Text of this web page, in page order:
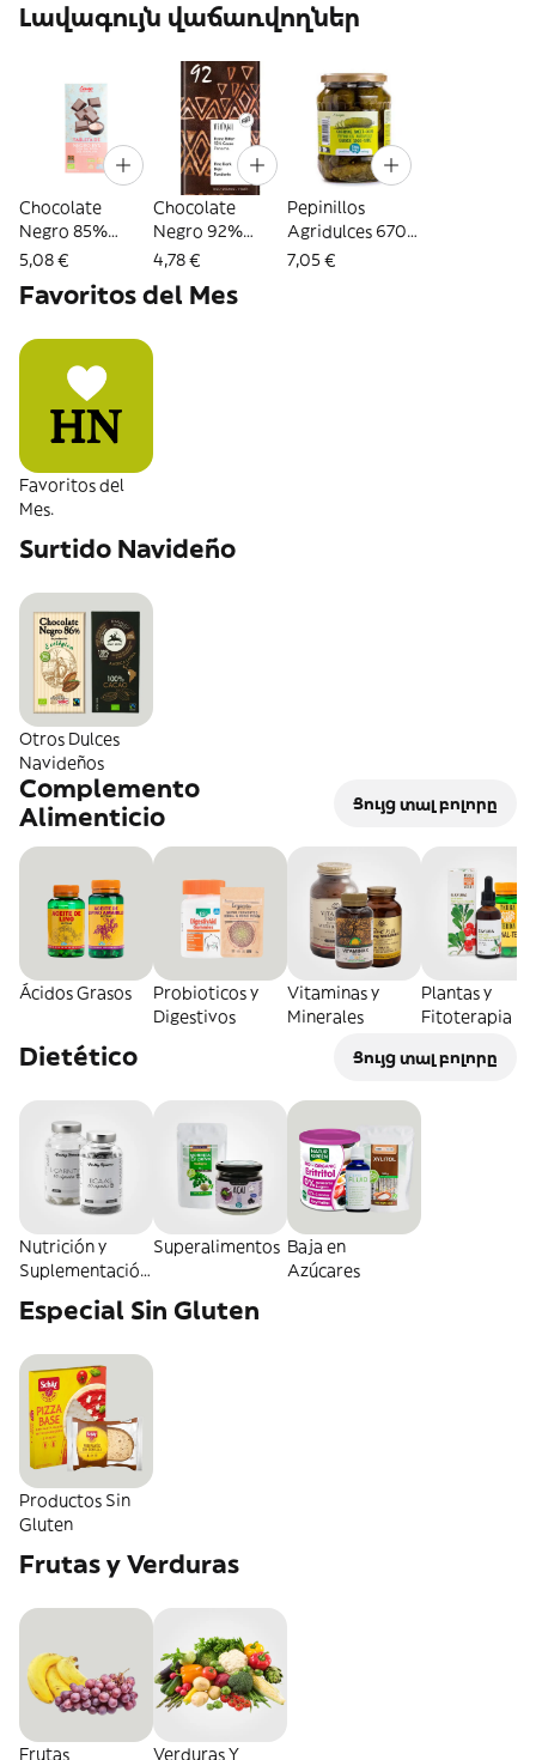
Լավագույն վաճառվողներ
Chocolate
Negro 85%
Vegano con Sal
Himalaya 70g
5,08 €
Chocolate
Negro 92%
Cacao 80g
4,78 €
Pepinillos
Agridulces 670g
Terrasana
7,05 €
Favoritos del Mes
Favoritos del
Mes.
Surtido Navideño
Otros Dulces
Navideños
Complemento
Alimenticio
Ցույց տալ բոլորը
Ácidos Grasos
Probioticos y
Digestivos
Vitaminas y
Minerales
Plantas y
Fitoterapia
Dietético Ցույց տալ բոլորը
Nutrición y
Suplementación
Deportiva
Superalimentos Baja en
Azúcares
Especial Sin Gluten
Productos Sin
Gluten
Frutas y Verduras
Frutas Verduras Y